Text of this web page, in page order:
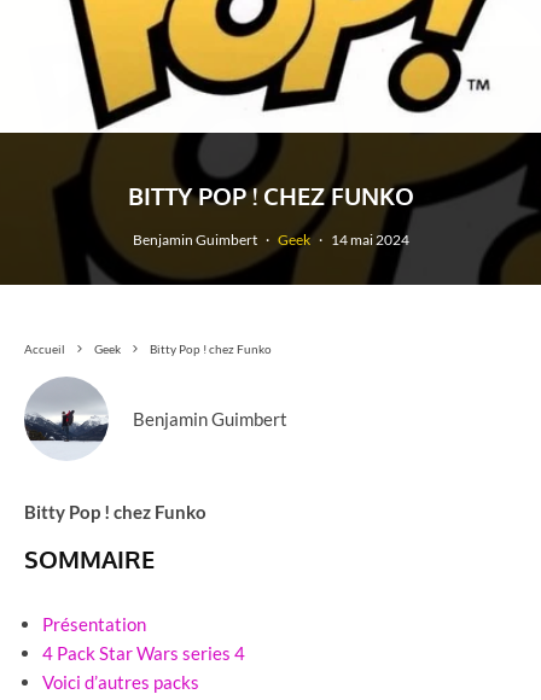
BITTY POP ! CHEZ FUNKO
Benjamin Guimbert · Geek · 14 mai 2024
Accueil Geek Bitty Pop ! chez Funko
Benjamin Guimbert
Bitty Pop ! chez Funko
SOMMAIRE
Présentation
4 Pack Star Wars series 4
Voici d’autres packs